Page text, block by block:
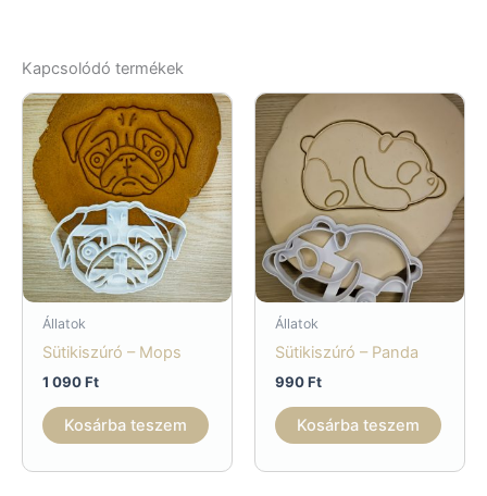
Kapcsolódó termékek
Állatok
Sütikiszúró – Mops
1 090Ft
Kosárba teszem
Állatok
Sütikiszúró – Panda
990Ft
Kosárba teszem